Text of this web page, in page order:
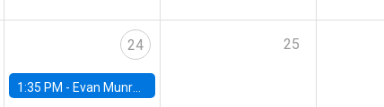
24
1:35 PM - Evan Munro, Neyman Visiting Assistant Professor in the Department of Statistics at UC Berkeley
25